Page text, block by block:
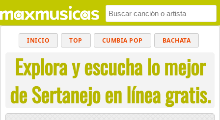
INICIO TOP CUMBIA POP BACHATA
POP MUSICA CRISTIANA REGGAETON
BALADAS ALTERNATIVO ELECTRÓNICA
CUMBIAS
Explora y escucha lo mejor
de Sertanejo en línea gratis.